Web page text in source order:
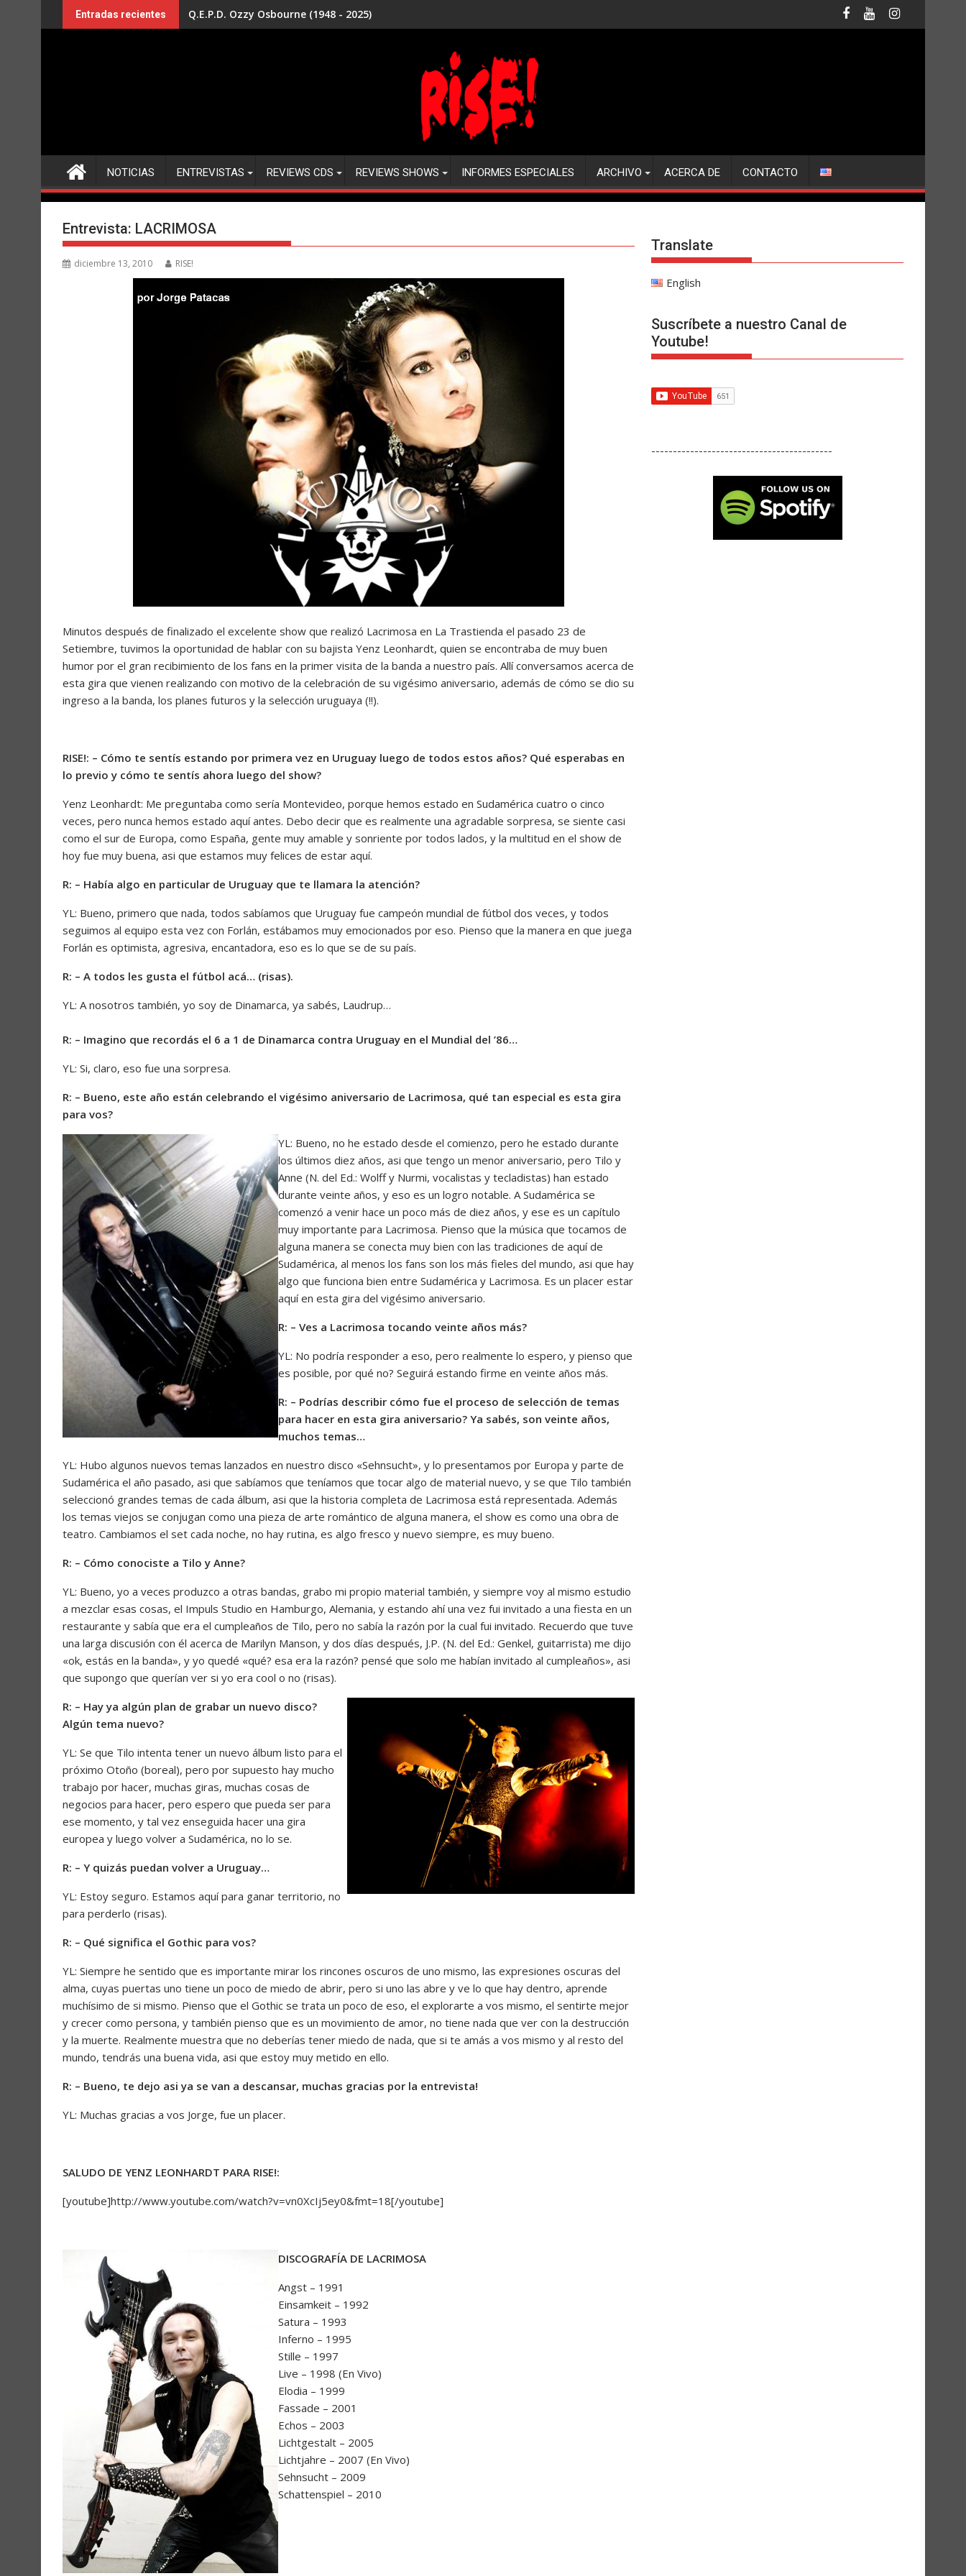
al
Entradas recientes Q.E.P.D. Ozzy Osbourne (1948 - 2025)
NOTICIAS ENTREVISTAS REVIEWS CDS REVIEWS SHOWS INFORMES ESPECIALES ARCHIVO ACERCA DE CONTACTO
Entrevista: LACRIMOSA
diciembre 13, 2010 RISE!
Minutos después de finalizado el excelente show que realizó Lacrimosa en La Trastienda el pasado 23 de
Setiembre, tuvimos la oportunidad de hablar con su bajista Yenz Leonhardt, quien se encontraba de muy buen
humor por el gran recibimiento de los fans en la primer visita de la banda a nuestro país. Allí conversamos acerca de
esta gira que vienen realizando con motivo de la celebración de su vigésimo aniversario, además de cómo se dio su
ingreso a la banda, los planes futuros y la selección uruguaya (!!).
RISE!: – Cómo te sentís estando por primera vez en Uruguay luego de todos estos años? Qué esperabas en
lo previo y cómo te sentís ahora luego del show?
Yenz Leonhardt: Me preguntaba como sería Montevideo, porque hemos estado en Sudamérica cuatro o cinco
veces, pero nunca hemos estado aquí antes. Debo decir que es realmente una agradable sorpresa, se siente casi
como el sur de Europa, como España, gente muy amable y sonriente por todos lados, y la multitud en el show de
hoy fue muy buena, asi que estamos muy felices de estar aquí.
R: – Había algo en particular de Uruguay que te llamara la atención?
YL: Bueno, primero que nada, todos sabíamos que Uruguay fue campeón mundial de fútbol dos veces, y todos
seguimos al equipo esta vez con Forlán, estábamos muy emocionados por eso. Pienso que la manera en que juega
Forlán es optimista, agresiva, encantadora, eso es lo que se de su país.
R: – A todos les gusta el fútbol acá… (risas).
YL: A nosotros también, yo soy de Dinamarca, ya sabés, Laudrup…
R: – Imagino que recordás el 6 a 1 de Dinamarca contra Uruguay en el Mundial del ’86…
YL: Si, claro, eso fue una sorpresa.
R: – Bueno, este año están celebrando el vigésimo aniversario de Lacrimosa, qué tan especial es esta gira
para vos?
YL: Bueno, no he estado desde el comienzo, pero he estado durante
los últimos diez años, asi que tengo un menor aniversario, pero Tilo y
Anne (N. del Ed.: Wolff y Nurmi, vocalistas y tecladistas) han estado
durante veinte años, y eso es un logro notable. A Sudamérica se
comenzó a venir hace un poco más de diez años, y ese es un capítulo
muy importante para Lacrimosa. Pienso que la música que tocamos de
alguna manera se conecta muy bien con las tradiciones de aquí de
Sudamérica, al menos los fans son los más fieles del mundo, asi que hay
algo que funciona bien entre Sudamérica y Lacrimosa. Es un placer estar
aquí en esta gira del vigésimo aniversario.
R: – Ves a Lacrimosa tocando veinte años más?
YL: No podría responder a eso, pero realmente lo espero, y pienso que
es posible, por qué no? Seguirá estando firme en veinte años más.
R: – Podrías describir cómo fue el proceso de selección de temas
para hacer en esta gira aniversario? Ya sabés, son veinte años,
muchos temas…
YL: Hubo algunos nuevos temas lanzados en nuestro disco «Sehnsucht», y lo presentamos por Europa y parte de
Sudamérica el año pasado, asi que sabíamos que teníamos que tocar algo de material nuevo, y se que Tilo también
seleccionó grandes temas de cada álbum, asi que la historia completa de Lacrimosa está representada. Además
los temas viejos se conjugan como una pieza de arte romántico de alguna manera, el show es como una obra de
teatro. Cambiamos el set cada noche, no hay rutina, es algo fresco y nuevo siempre, es muy bueno.
R: – Cómo conociste a Tilo y Anne?
YL: Bueno, yo a veces produzco a otras bandas, grabo mi propio material también, y siempre voy al mismo estudio
a mezclar esas cosas, el Impuls Studio en Hamburgo, Alemania, y estando ahí una vez fui invitado a una fiesta en un
restaurante y sabía que era el cumpleaños de Tilo, pero no sabía la razón por la cual fui invitado. Recuerdo que tuve
una larga discusión con él acerca de Marilyn Manson, y dos días después, J.P. (N. del Ed.: Genkel, guitarrista) me dijo
«ok, estás en la banda», y yo quedé «qué? esa era la razón? pensé que solo me habían invitado al cumpleaños», asi
que supongo que querían ver si yo era cool o no (risas).
R: – Hay ya algún plan de grabar un nuevo disco?
Algún tema nuevo?
YL: Se que Tilo intenta tener un nuevo álbum listo para el
próximo Otoño (boreal), pero por supuesto hay mucho
trabajo por hacer, muchas giras, muchas cosas de
negocios para hacer, pero espero que pueda ser para
ese momento, y tal vez enseguida hacer una gira
europea y luego volver a Sudamérica, no lo se.
R: – Y quizás puedan volver a Uruguay…
YL: Estoy seguro. Estamos aquí para ganar territorio, no
para perderlo (risas).
R: – Qué significa el Gothic para vos?
YL: Siempre he sentido que es importante mirar los rincones oscuros de uno mismo, las expresiones oscuras del
alma, cuyas puertas uno tiene un poco de miedo de abrir, pero si uno las abre y ve lo que hay dentro, aprende
muchísimo de si mismo. Pienso que el Gothic se trata un poco de eso, el explorarte a vos mismo, el sentirte mejor
y crecer como persona, y también pienso que es un movimiento de amor, no tiene nada que ver con la destrucción
y la muerte. Realmente muestra que no deberías tener miedo de nada, que si te amás a vos mismo y al resto del
mundo, tendrás una buena vida, asi que estoy muy metido en ello.
R: – Bueno, te dejo asi ya se van a descansar, muchas gracias por la entrevista!
YL: Muchas gracias a vos Jorge, fue un placer.
SALUDO DE YENZ LEONHARDT PARA RISE!:
[youtube]http://www.youtube.com/watch?v=vn0XcIj5ey0&fmt=18[/youtube]
DISCOGRAFÍA DE LACRIMOSA
Angst – 1991
Einsamkeit – 1992
Satura – 1993
Inferno – 1995
Stille – 1997
Live – 1998 (En Vivo)
Elodia – 1999
Fassade – 2001
Echos – 2003
Lichtgestalt – 2005
Lichtjahre – 2007 (En Vivo)
Sehnsucht – 2009
Schattenspiel – 2010
Translate
English
Suscríbete a nuestro Canal de
Youtube!
------------------------------------------